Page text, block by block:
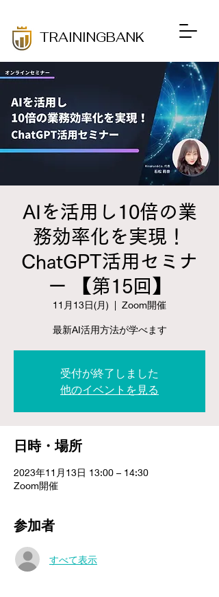
​TRAININGBANK
AIを活用し10倍の業
務効率化を実現！
ChatGPT活用セミナ
ー 【第15回】
11月13日(月)
  |
Zoom開催
最新AI活用方法が学べます
受付が終了しました
他のイベントを見る
日時・場所
2023年11月13日 13:00 – 14:30
Zoom開催
参加者
すべて表示